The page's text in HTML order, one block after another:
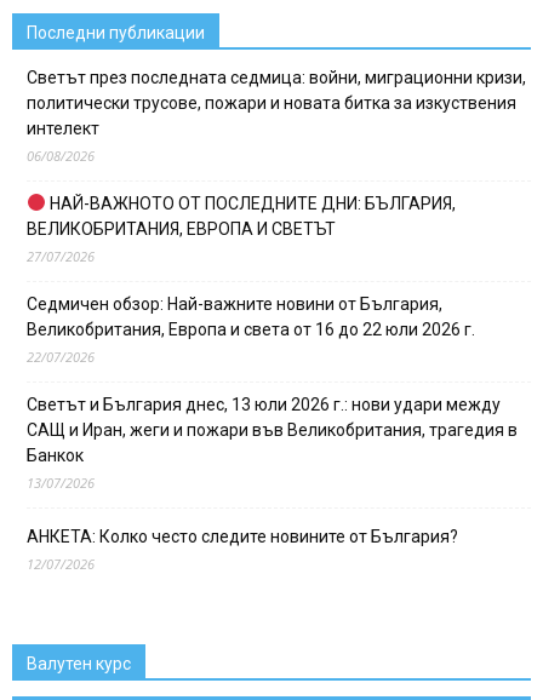
Последни публикации
Светът през последната седмица: войни, миграционни кризи,
политически трусове, пожари и новата битка за изкуствения
интелект
06/08/2026
НАЙ-ВАЖНОТО ОТ ПОСЛЕДНИТЕ ДНИ: БЪЛГАРИЯ,
ВЕЛИКОБРИТАНИЯ, ЕВРОПА И СВЕТЪТ
27/07/2026
Седмичен обзор: Най-важните новини от България,
Великобритания, Европа и света от 16 до 22 юли 2026 г.
22/07/2026
Светът и България днес, 13 юли 2026 г.: нови удари между
САЩ и Иран, жеги и пожари във Великобритания, трагедия в
Банкок
13/07/2026
АНКЕТА: Колко често следите новините от България?
12/07/2026
Валутен курс